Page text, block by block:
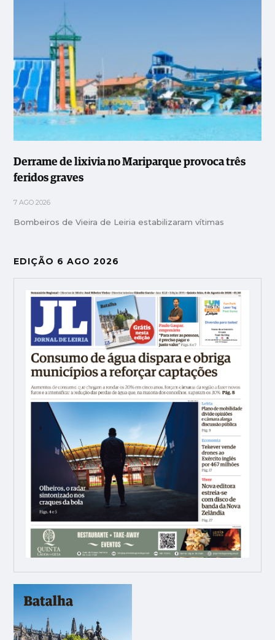
Derrame de lixivia no Mariparque provoca três
feridos graves
7 AGO 2026
Bombeiros de Vieira de Leiria estabilizaram vítimas
EDIÇÃO 6 AGO 2026